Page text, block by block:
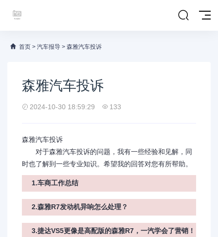
首页 > 汽车报导 > 森雅汽车投诉
森雅汽车投诉
2024-10-30 18:59:29 133
森雅汽车投诉
对于森雅汽车投诉的问题，我有一些经验和见解，同
时也了解到一些专业知识。希望我的回答对您有所帮助。
1.车商工作总结
2.森雅R7发动机异响怎么处理？
3.捷达VS5更像是高配版的森雅R7，一汽学会了营销！